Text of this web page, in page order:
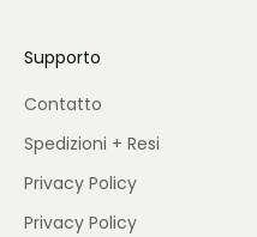
Supporto
Contatto
Spedizioni + Resi
Privacy Policy
Privacy Policy